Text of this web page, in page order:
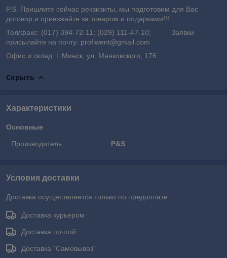
P.S. Пришлите сейчас реквизиты, мы подготовим для Вас
договор и приезжайте за товаром и подарками!!!
Тел/факс: (017) 394-72-11; (029) 111-47-10; Заявки
присылайте на почту: profiwent@gmail.com
Офис и склад: г. Минск, ул. Маяковского, 176
Скрыть
Характеристики
Основные
Производитель P&S
Условия доставки
Доставка осуществляется только по предоплате.
Доставка курьером
Доставка почтой
Доставка "Самовывоз"